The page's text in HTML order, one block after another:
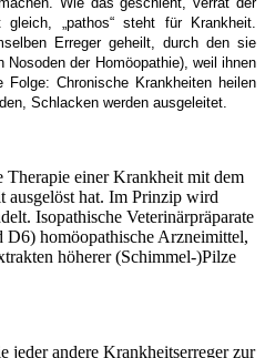
„pathos“ steht für Krankheit.
Erreger geheilt, durch den sie
Nosoden der Homöopathie), weil ihnen
Chronische Krankheiten heilen
Schlacken werden ausgeleitet.
Therapie einer Krankheit mit dem
ausgelöst hat. Im Prinzip wird
Isopathische Veterinärpräparate
homöopathische Arzneimittel,
höherer (Schimmel-)Pilze
jeder andere Krankheitserreger zur